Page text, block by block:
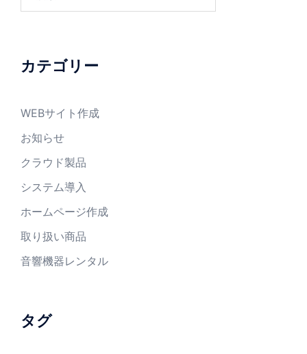
カテゴリー
WEBサイト作成
お知らせ
クラウド製品
システム導入
ホームページ作成
取り扱い商品
音響機器レンタル
タグ